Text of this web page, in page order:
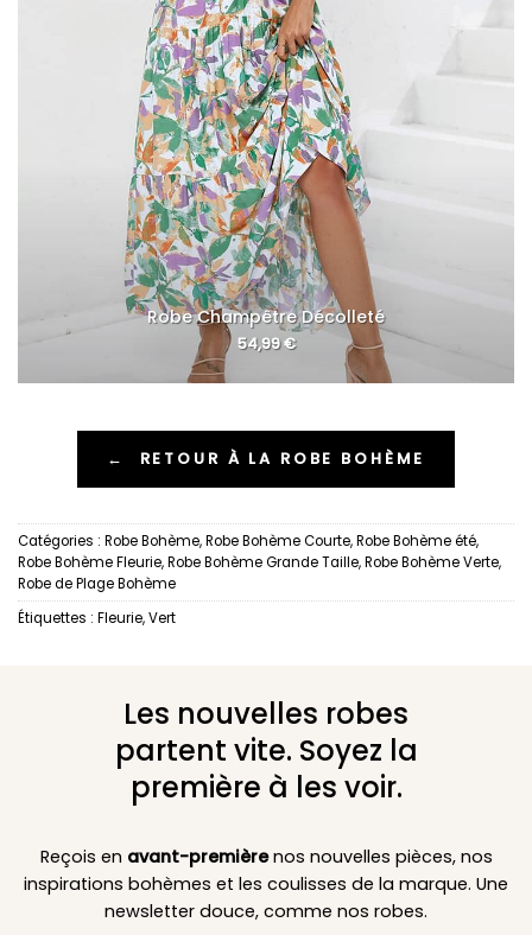
Robe Champêtre Décolleté
54,99€
← RETOUR À LA ROBE BOHÈME
Catégories : Robe Bohème,Robe Bohème Courte,Robe Bohème été,
Robe Bohème Fleurie,Robe Bohème Grande Taille,Robe Bohème Verte,
Robe de Plage Bohème
Étiquettes : Fleurie,Vert
Les nouvelles robes
partent vite. Soyez la
première à les voir.
Reçois en avant-premièrenos nouvelles pièces, nos
inspirations bohèmes et les coulisses de la marque. Une
newsletter douce, comme nos robes.